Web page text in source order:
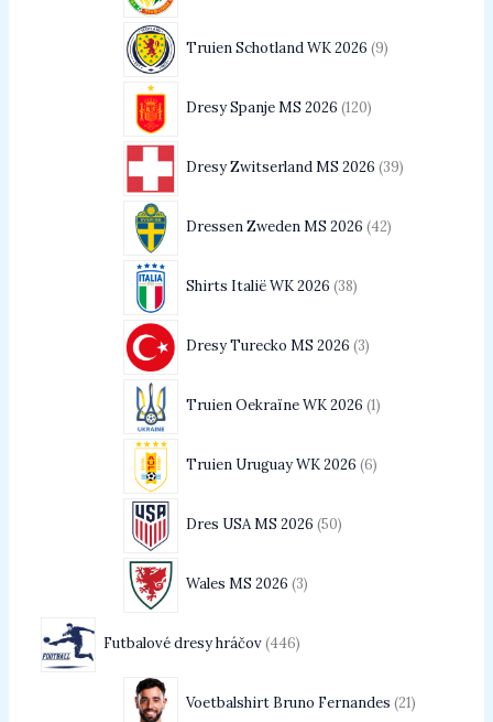
Truien Schotland WK 2026 9
Dresy Spanje MS 2026 120
Dresy Zwitserland MS 2026 39
Dressen Zweden MS 2026 42
Shirts Italië WK 2026 38
Dresy Turecko MS 2026 3
Truien Oekraïne WK 2026 1
Truien Uruguay WK 2026 6
Dres USA MS 2026 50
Wales MS 2026 3
Futbalové dresy hráčov 446
Voetbalshirt Bruno Fernandes 21